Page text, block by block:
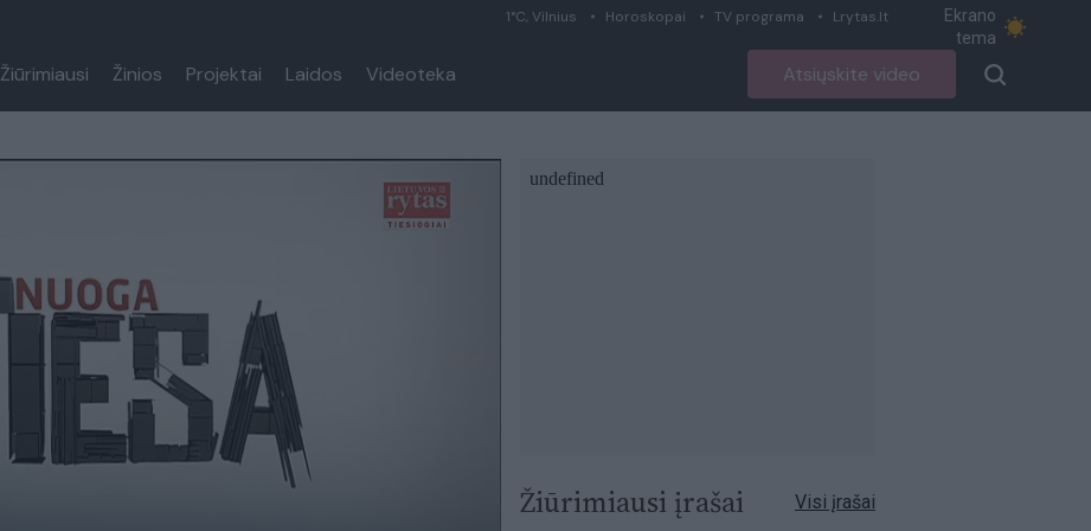
1°C, Vilnius Horoskopai TV programa Lrytas.lt
Ekrano
tema
Žiūrimiausi Žinios Projektai Laidos Videoteka Atsiųskite video
Žiūrimiausi įrašai Visi įrašai